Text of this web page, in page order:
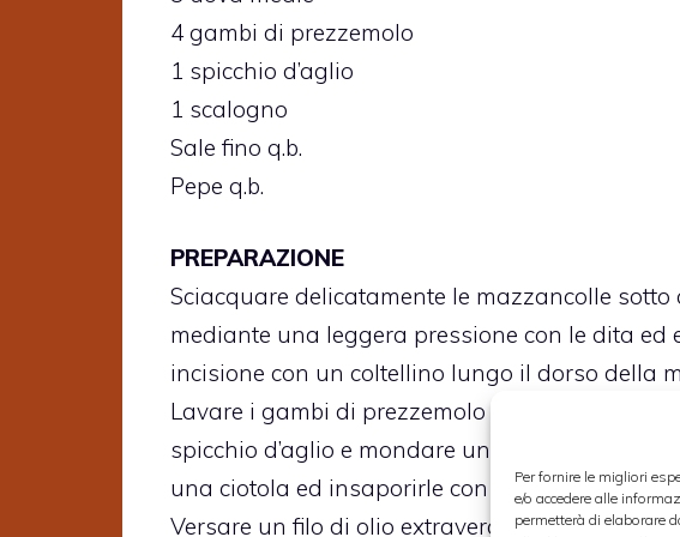
Per fornire le migliori
e/o accedere alle
permetterà di elaborare
4 gambi di prezzemolo
1 spicchio d’aglio
1 scalogno
Sale fino q.b.
Pepe q.b.
PREPARAZIONE
Sciacquare delicatamente le mazzancolle
mediante una leggera pressione con le dita ed
incisione con un coltellino lungo il dorso della
Lavare i gambi di prezzemolo ed asciugarli
spicchio d’aglio e mondare uno scalogno.
una ciotola ed insaporirle con sale e pepe.
Versare un filo di olio extravergine d’oliva in